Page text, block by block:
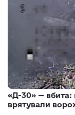
«Д-30» — вбита:
врятували